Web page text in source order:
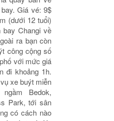
Giá vé: 9$
(dưới 12 tuổi)
Changi về
ra bạn còn
công cộng số
với mức giá
đi khoảng 1h.
xe buýt miễn
Bedok,
Park, tới sân
có cách nào